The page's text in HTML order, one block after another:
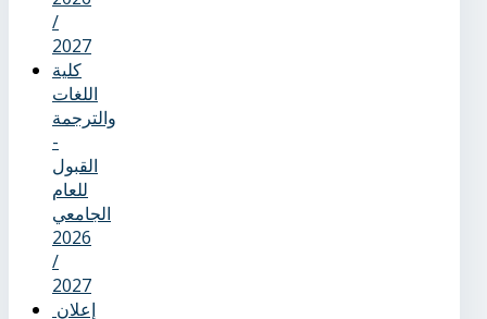
/
2027
كلية
اللغات
والترجمة
-
القبول
للعام
الجامعي
2026
/
2027